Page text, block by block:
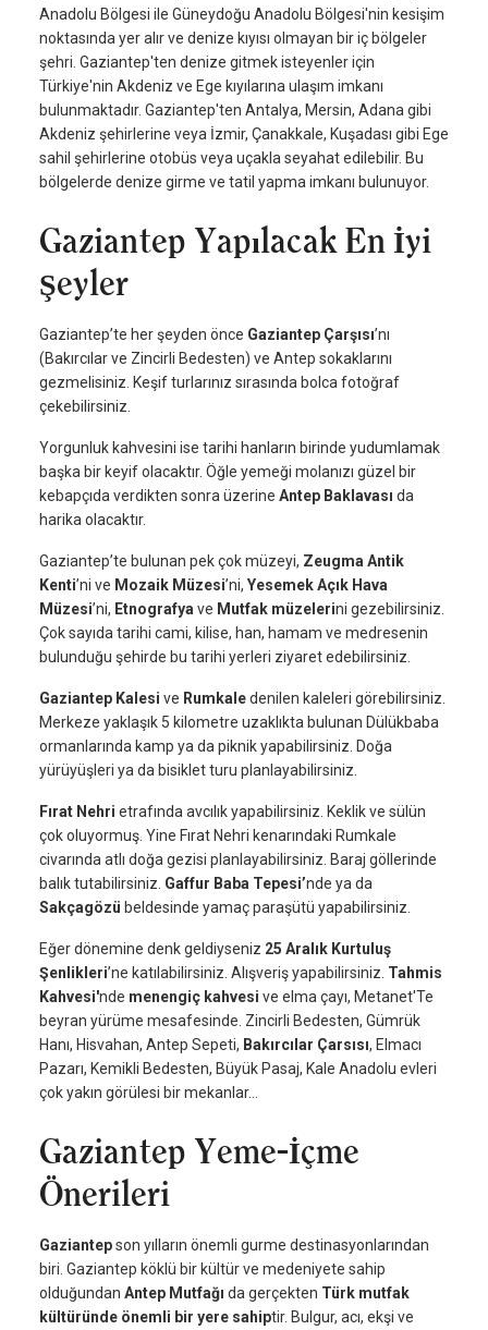
Anadolu Bölgesi ile Güneydoğu Anadolu Bölgesi'nin kesişim
noktasında yer alır ve denize kıyısı olmayan bir iç bölgeler
şehri. Gaziantep'ten denize gitmek isteyenler için
Türkiye'nin Akdeniz ve Ege kıyılarına ulaşım imkanı
bulunmaktadır. Gaziantep'ten Antalya, Mersin, Adana gibi
Akdeniz şehirlerine veya İzmir, Çanakkale, Kuşadası gibi Ege
sahil şehirlerine otobüs veya uçakla seyahat edilebilir. Bu
bölgelerde denize girme ve tatil yapma imkanı bulunuyor.
Gaziantep Yapılacak En İyi
Şeyler
Gaziantep’te her şeyden önce Gaziantep Çarşısı’nı
(Bakırcılar ve Zincirli Bedesten) ve Antep sokaklarını
gezmelisiniz. Keşif turlarınız sırasında bolca fotoğraf
çekebilirsiniz.
Yorgunluk kahvesini ise tarihi hanların birinde yudumlamak
başka bir keyif olacaktır. Öğle yemeği molanızı güzel bir
kebapçıda verdikten sonra üzerine Antep Baklavası da
harika olacaktır.
Gaziantep’te bulunan pek çok müzeyi, Zeugma Antik
Kenti’ni ve Mozaik Müzesi’ni, Yesemek Açık Hava
Müzesi’ni, Etnografya ve Mutfak müzelerini gezebilirsiniz.
Çok sayıda tarihi cami, kilise, han, hamam ve medresenin
bulunduğu şehirde bu tarihi yerleri ziyaret edebilirsiniz.
Gaziantep Kalesi ve Rumkaledenilen kaleleri görebilirsiniz.
Merkeze yaklaşık 5 kilometre uzaklıkta bulunan Dülükbaba
ormanlarında kamp ya da piknik yapabilirsiniz. Doğa
yürüyüşleri ya da bisiklet turu planlayabilirsiniz.
Fırat Nehri etrafında avcılık yapabilirsiniz. Keklik ve sülün
çok oluyormuş. Yine Fırat Nehri kenarındaki Rumkale
civarında atlı doğa gezisi planlayabilirsiniz. Baraj göllerinde
balık tutabilirsiniz. Gaffur Baba Tepesi’nde ya da
Sakçagözü beldesinde yamaç paraşütü yapabilirsiniz.
Eğer dönemine denk geldiyseniz 25 Aralık Kurtuluş
Şenlikleri’ne katılabilirsiniz. Alışveriş yapabilirsiniz. Tahmis
Kahvesi'nde menengiç kahvesi ve elma çayı, Metanet'Te
beyran yürüme mesafesinde. Zincirli Bedesten, Gümrük
Hanı, Hisvahan, Antep Sepeti, Bakırcılar Çarsısı, Elmacı
Pazarı, Kemikli Bedesten, Büyük Pasaj, Kale Anadolu evleri
çok yakın görülesi bir mekanlar...
Gaziantep Yeme-İçme
Önerileri
Gaziantepson yılların önemli gurme destinasyonlarından
biri. Gaziantep köklü bir kültür ve medeniyete sahip
olduğundan Antep Mutfağı da gerçekten Türk mutfak
kültüründe önemli bir yere sahiptir. Bulgur, acı, ekşi ve